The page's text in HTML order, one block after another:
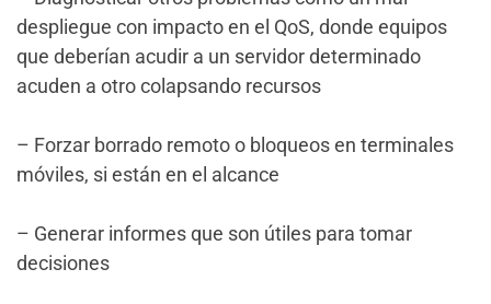
despliegue con impacto en el QoS, donde equipos
que deberían acudir a un servidor determinado
acuden a otro colapsando recursos
– Forzar borrado remoto o bloqueos en terminales
móviles, si están en el alcance
– Generar informes que son útiles para tomar
decisiones